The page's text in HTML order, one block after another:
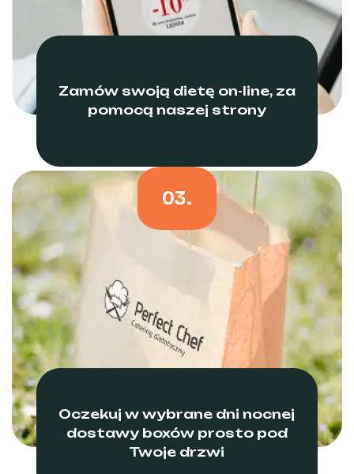
Zamów swoją dietę on-line, za
pomocą naszej strony
03.
Oczekuj w wybrane dni nocnej
dostawy boxów prosto pod
Twoje drzwi